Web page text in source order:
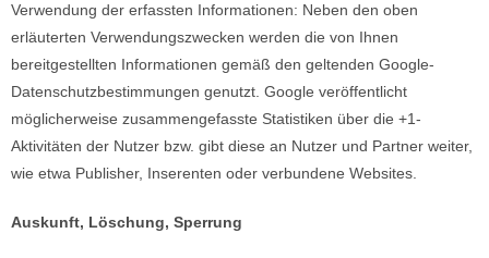
Verwendung der erfassten Informationen: Neben den oben
erläuterten Verwendungszwecken werden die von Ihnen
bereitgestellten Informationen gemäß den geltenden Google-
Datenschutzbestimmungen genutzt. Google veröffentlicht
möglicherweise zusammengefasste Statistiken über die +1-
Aktivitäten der Nutzer bzw. gibt diese an Nutzer und Partner weiter,
wie etwa Publisher, Inserenten oder verbundene Websites.
Auskunft, Löschung, Sperrung